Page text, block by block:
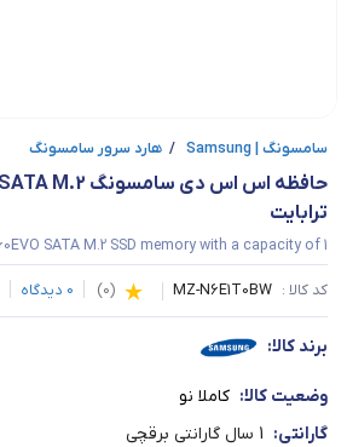
سامسونگ | Samsung / هارد سرور سامسونگ
ترابایت
SATA M.2 SSD memory with a capacity of 1.
کد کالا : MZ-N6E1T0BW
(
0
)
0 دیدگاه
برند کالا:
وضعیت کالا: کاملا نو
گارانتی: 1 سال گارانتی برقچی